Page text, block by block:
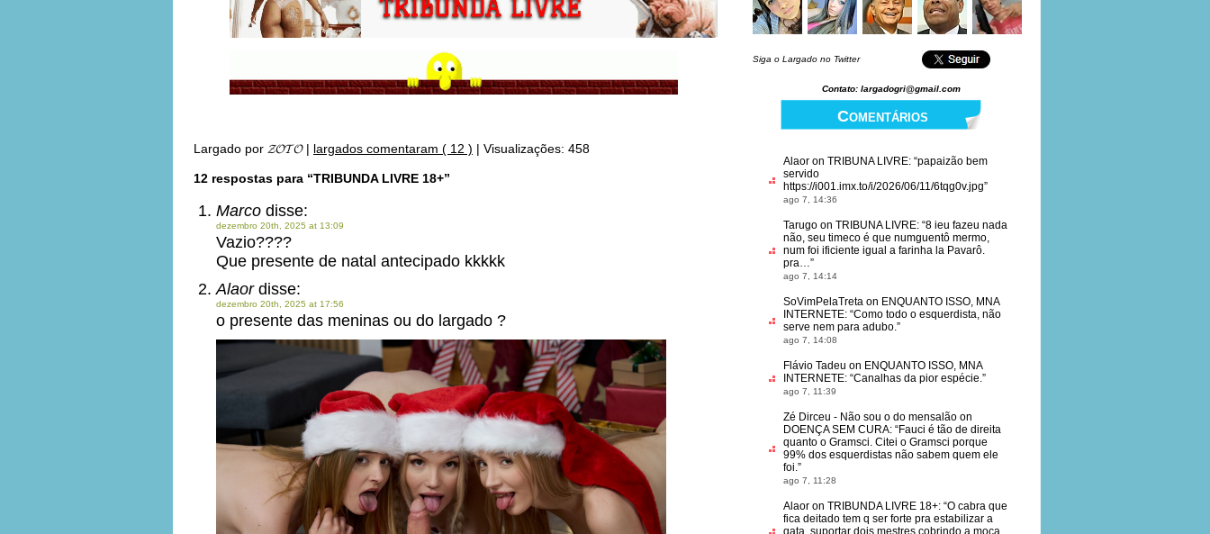
Largado por 𝓩𝓞𝓣𝓞| largados comentaram ( 12 ) | Visualizações: 458
12 respostas para “TRIBUNDA LIVRE 18+”
Marco disse:
dezembro 20th, 2025 at 13:09
Vazio????
Que presente de natal antecipado kkkkk
Alaordisse:
dezembro 20th, 2025 at 17:56
o presente das meninas ou do largado ?
Siga o Largado no Twitter
Contato: largadogri@gmail.com
Comentários
Alaor on TRIBUNA LIVRE: “papaizão bem
servido
https://i001.imx.to/i/2026/06/11/6tqg0v.jpg”
ago 7, 14:36
Tarugo on TRIBUNA LIVRE: “8 ieu fazeu nada
não, seu timeco é que numguentô mermo,
num foi ificiente igual a farinha la Pavarô.
pra…”
ago 7, 14:14
SoVimPelaTreta on ENQUANTO ISSO, MNA
INTERNETE: “Como todo o esquerdista, não
serve nem para adubo.”
ago 7, 14:08
Flávio Tadeu on ENQUANTO ISSO, MNA
INTERNETE: “Canalhas da pior espécie.”
ago 7, 11:39
Zé Dirceu - Não sou o do mensalão on
DOENÇA SEM CURA: “Fauci é tão de direita
quanto o Gramsci. Citei o Gramsci porque
99% dos esquerdistas não sabem quem ele
foi.”
ago 7, 11:28
Alaor on TRIBUNDA LIVRE 18+: “O cabra que
fica deitado tem q ser forte pra estabilizar a
gata, suportar dois mestres cobrindo a moça